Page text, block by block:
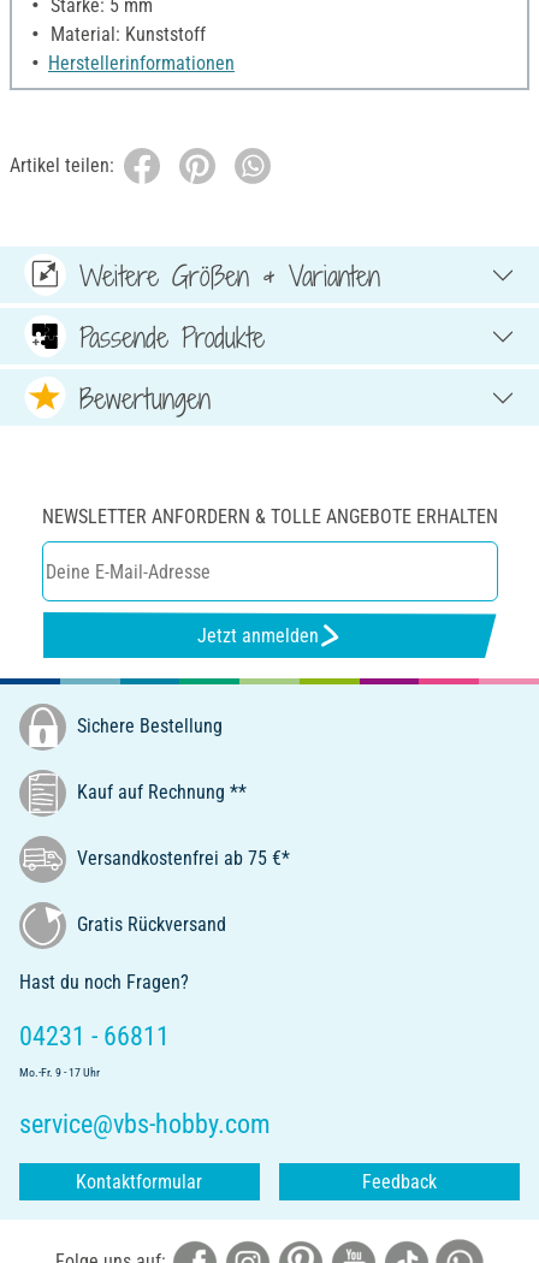
Stärke: 5 mm
Material: Kunststoff
Herstellerinformationen
Artikel teilen:
Weitere Größen & Varianten
Passende Produkte
Bewertungen
NEWSLETTER ANFORDERN & TOLLE ANGEBOTE ERHALTEN
Jetzt anmelden
Sichere Bestellung
Kauf auf Rechnung **
Versandkostenfrei ab 75 €*
Gratis Rückversand
Hast du noch Fragen?
04231 - 66811
Mo.-Fr. 9 - 17 Uhr
service@vbs-hobby.com
Kontaktformular Feedback